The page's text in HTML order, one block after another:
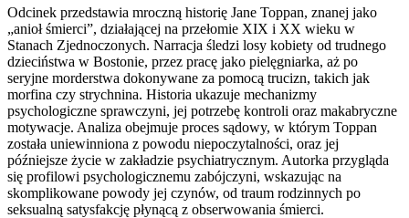
Odcinek przedstawia mroczną historię Jane Toppan, znanej jako
„anioł śmierci”, działającej na przełomie XIX i XX wieku w
Stanach Zjednoczonych. Narracja śledzi losy kobiety od trudnego
dzieciństwa w Bostonie, przez pracę jako pielęgniarka, aż po
seryjne morderstwa dokonywane za pomocą trucizn, takich jak
morfina czy strychnina. Historia ukazuje mechanizmy
psychologiczne sprawczyni, jej potrzebę kontroli oraz makabryczne
motywacje. Analiza obejmuje proces sądowy, w którym Toppan
została uniewinniona z powodu niepoczytalności, oraz jej
późniejsze życie w zakładzie psychiatrycznym. Autorka przygląda
się profilowi psychologicznemu zabójczyni, wskazując na
skomplikowane powody jej czynów, od traum rodzinnych po
seksualną satysfakcję płynącą z obserwowania śmierci.